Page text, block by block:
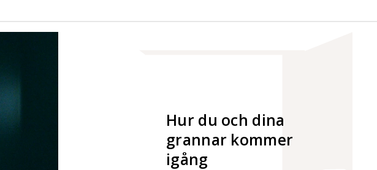
Hur du och dina
grannar kommer
igång